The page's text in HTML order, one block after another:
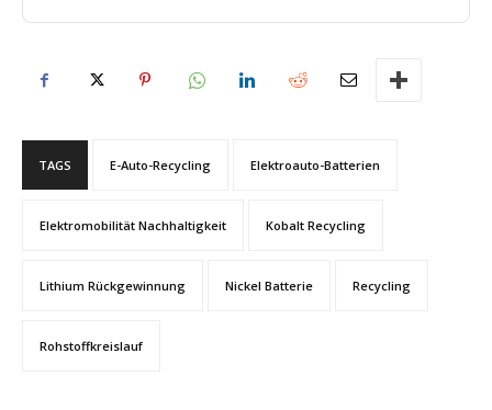
TAGS E-Auto-Recycling Elektroauto-Batterien
Elektromobilität Nachhaltigkeit Kobalt Recycling
Lithium Rückgewinnung Nickel Batterie Recycling
Rohstoffkreislauf